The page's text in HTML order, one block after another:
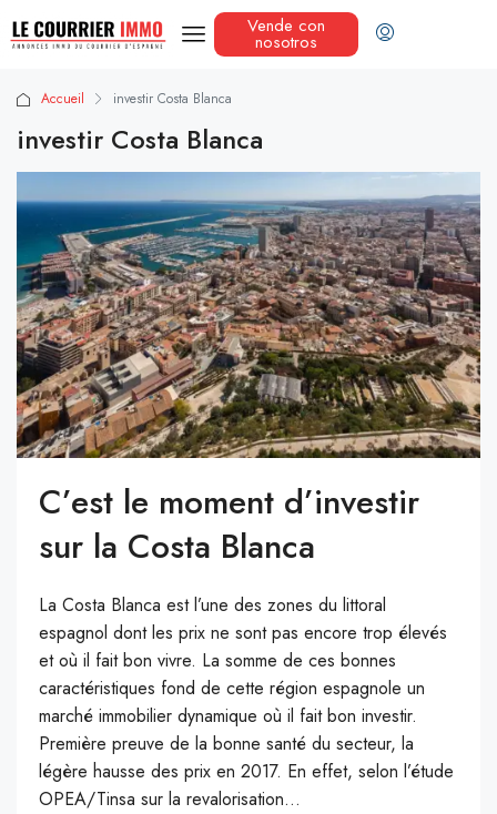
Vende con
nosotros
Accueil investir Costa Blanca
investir Costa Blanca
C’est le moment d’investir
sur la Costa Blanca
La Costa Blanca est l’une des zones du littoral
espagnol dont les prix ne sont pas encore trop élevés
et où il fait bon vivre. La somme de ces bonnes
caractéristiques fond de cette région espagnole un
marché immobilier dynamique où il fait bon investir.
Première preuve de la bonne santé du secteur, la
légère hausse des prix en 2017. En effet, selon l’étude
OPEA/Tinsa sur la revalorisation...